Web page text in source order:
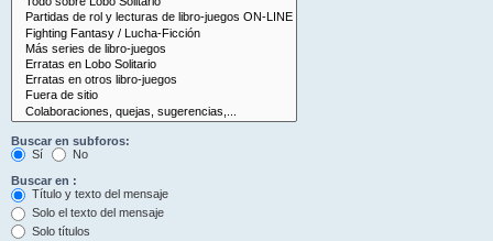
Buscar en subforos:
Sí
No
Buscar en :
Título y texto del mensaje
Solo el texto del mensaje
Solo títulos